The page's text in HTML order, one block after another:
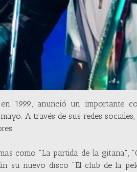
1999, anunció un importante
A través de sus redes
como "La partida de la gitana",
su nuevo disco "El club de la